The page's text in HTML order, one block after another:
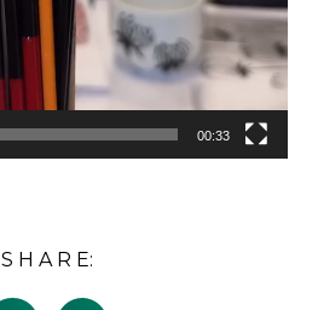
00:33
S H A R E: